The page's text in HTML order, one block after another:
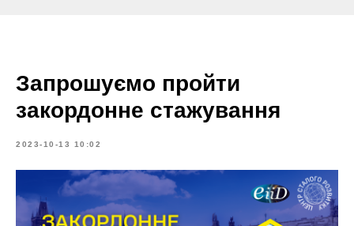
Запрошуємо пройти
закордонне стажування
2023-10-13 10:02